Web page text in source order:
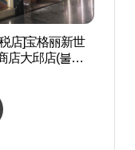
店]宝格丽新世
店大邱店(불가